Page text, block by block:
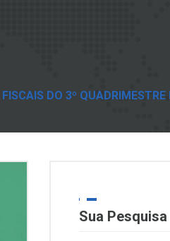
DO 3º QUADRIMESTRE
Sua Pesquisa